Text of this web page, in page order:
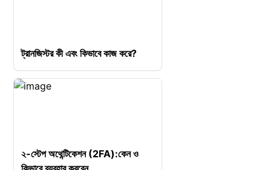
ট্রানজিস্টর কী এবং কিভাবে কাজ করে?
২-স্টেপ অথেন্টিকেশন (2FA):কেন ও